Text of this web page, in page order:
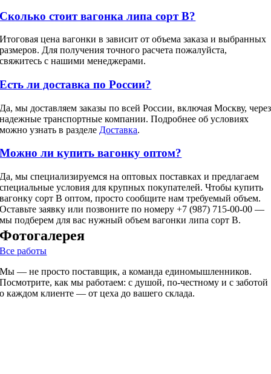
Сколько стоит вагонка липа сорт В?
Итоговая цена вагонки в зависит от объема заказа и выбранных
размеров. Для получения точного расчета пожалуйста,
свяжитесь с нашими менеджерами.
Есть ли доставка по России?
Да, мы доставляем заказы по всей России, включая Москву, через
надежные транспортные компании. Подробнее об условиях
можно узнать в разделе Доставка.
Можно ли купить вагонку оптом?
Да, мы специализируемся на оптовых поставках и предлагаем
специальные условия для крупных покупателей. Чтобы купить
вагонку сорт В оптом, просто сообщите нам требуемый объем.
Оставьте заявку или позвоните по номеру +7 (987) 715-00-00 —
мы подберем для вас нужный объем вагонки липа сорт В.
Фотогалерея
Все работы
Мы — не просто поставщик, а команда единомышленников.
Посмотрите, как мы работаем: с душой, по-честному и с заботой
о каждом клиенте — от цеха до вашего склада.